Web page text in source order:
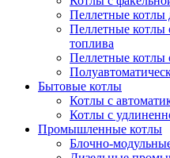
Пеллетные котлы
Пеллетные котлы
топлива
Пеллетные котлы
Бытовые котлы
Котлы с
Котлы с
Промышленные котлы
Блочно-